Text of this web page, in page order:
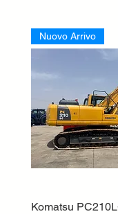
Nuovo Arrivo
Komatsu